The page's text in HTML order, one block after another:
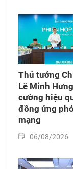
Thủ tướng
Lê Minh
cường hiệu
đồng ứng
mạng
06/08/2026